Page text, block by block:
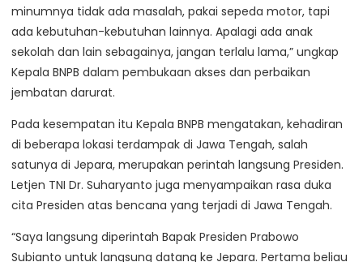
minumnya tidak ada masalah, pakai sepeda motor, tapi
ada kebutuhan-kebutuhan lainnya. Apalagi ada anak
sekolah dan lain sebagainya, jangan terlalu lama,” ungkap
Kepala BNPB dalam pembukaan akses dan perbaikan
jembatan darurat.
Pada kesempatan itu Kepala BNPB mengatakan, kehadiran
di beberapa lokasi terdampak di Jawa Tengah, salah
satunya di Jepara, merupakan perintah langsung Presiden.
Letjen TNI Dr. Suharyanto juga menyampaikan rasa duka
cita Presiden atas bencana yang terjadi di Jawa Tengah.
“Saya langsung diperintah Bapak Presiden Prabowo
Subianto untuk langsung datang ke Jepara. Pertama beliau